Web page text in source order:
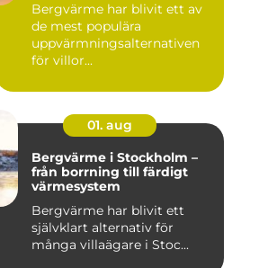
Bergvärme har blivit ett av
de mest populära
uppvärmningsalternativen
för villor...
01. aug
Bergvärme i Stockholm –
från borrning till färdigt
värmesystem
Bergvärme har blivit ett
självklart alternativ för
många villaägare i Stoc...